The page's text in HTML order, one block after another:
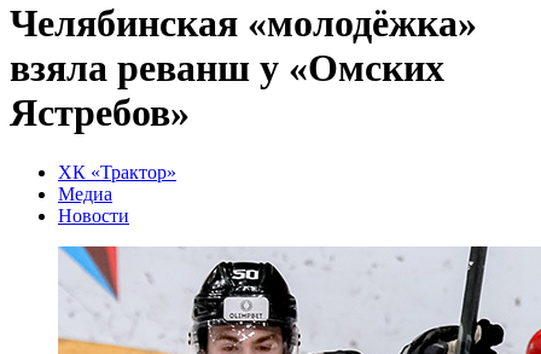
Челябинская «молодёжка»
взяла реванш у «Омских
Ястребов»
ХК «Трактор»
Медиа
Новости